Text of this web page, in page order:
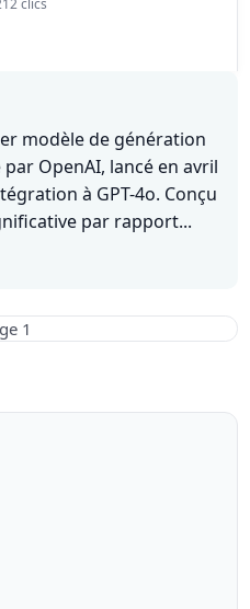
clics
modèle de génération
OpenAI, lancé en avril
à GPT-4o. Conçu
par rapport...